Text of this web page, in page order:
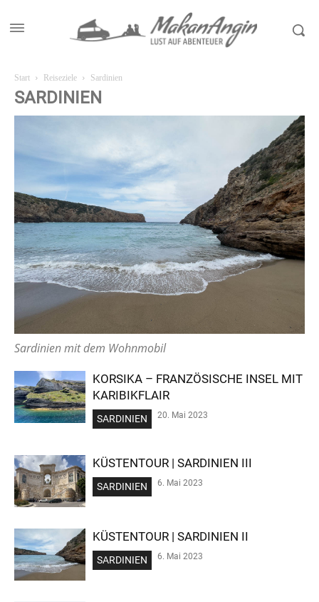
Start Reiseziele Sardinien
SARDINIEN
Sardinien mit dem Wohnmobil
KORSIKA – FRANZÖSISCHE INSEL MIT
KARIBIKFLAIR
SARDINIEN 20. Mai 2023
KÜSTENTOUR | SARDINIEN III
SARDINIEN 6. Mai 2023
KÜSTENTOUR | SARDINIEN II
SARDINIEN 6. Mai 2023